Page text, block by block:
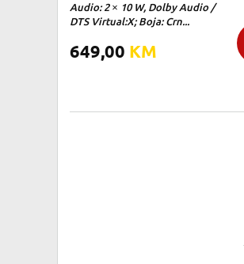
Audio: 2 × 10 W, Dolby Audio /
DTS Virtual:X; Boja: Crn...
649,00 KM